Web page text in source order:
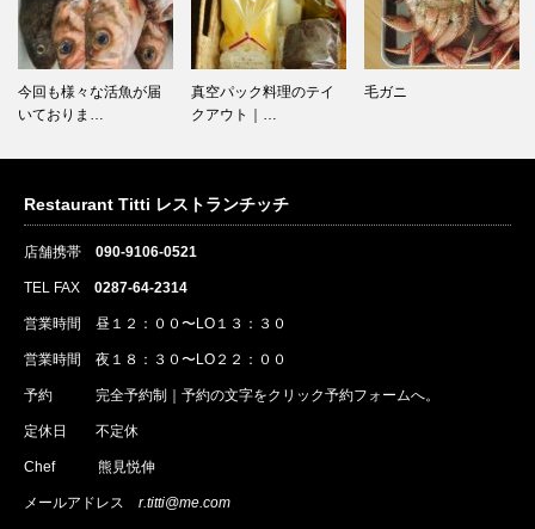
今回も様々な活魚が届
いておりま…
真空パック料理のテイ
クアウト｜…
毛ガニ
Restaurant Titti レストランチッチ
店舗携帯 090-9106-0521
TEL FAX 0287-64-2314
営業時間 昼１２：００〜LO１３：３０
営業時間 夜１８：３０〜LO２２：００
予約 完全予約制｜ 予約の文字をクリック予約フォームへ。
定休日 不定休
Chef 熊見悦伸
メールアドレス r.titti@me.com